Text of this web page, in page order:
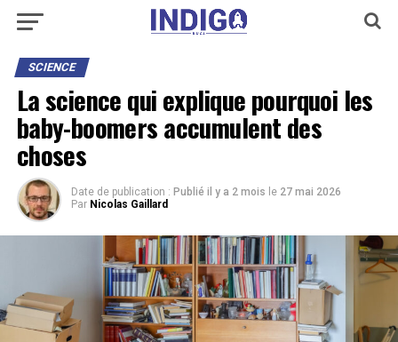
SCIENCE
La science qui explique pourquoi les
baby-boomers accumulent des
choses
Date de publication : Publié il y a 2 mois le 27 mai 2026
Par Nicolas Gaillard